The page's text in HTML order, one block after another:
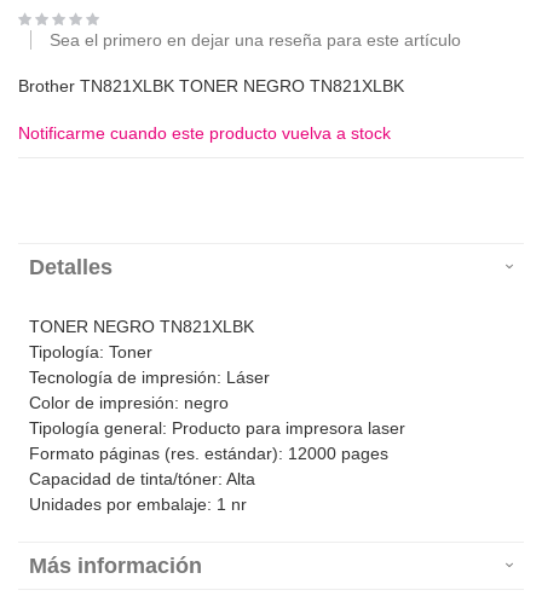
Sea el primero en dejar una reseña para este artículo
Brother TN821XLBK TONER NEGRO TN821XLBK
Notificarme cuando este producto vuelva a stock
Detalles
TONER NEGRO TN821XLBK
Tipología: Toner
Tecnología de impresión: Láser
Color de impresión: negro
Tipología general: Producto para impresora laser
Formato páginas (res. estándar): 12000 pages
Capacidad de tinta/tóner: Alta
Unidades por embalaje: 1 nr
Más información